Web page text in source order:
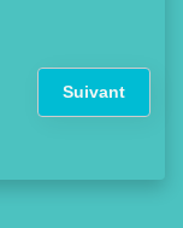
Suivant